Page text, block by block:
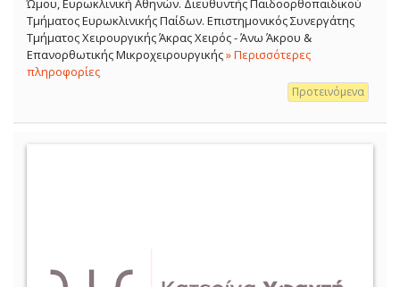
Ώμου, Ευρωκλινική Αθηνών. Διευθυντής Παιδοορθοπαιδικού
Τμήματος Ευρωκλινικής Παίδων. Επιστημονικός Συνεργάτης
Τμήματος Χειρουργικής Άκρας Χειρός - Άνω Άκρου &
Επανορθωτικής Μικροχειρουργικής» Περισσότερες
πληροφορίες
Προτεινόμενα